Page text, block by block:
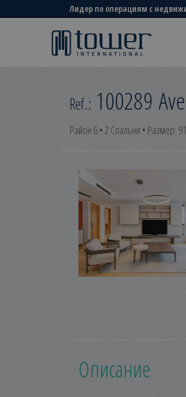
Лидер по операциям с
Ref.: 100289
Район 6 • 2 Спальни • Размер:
Описание